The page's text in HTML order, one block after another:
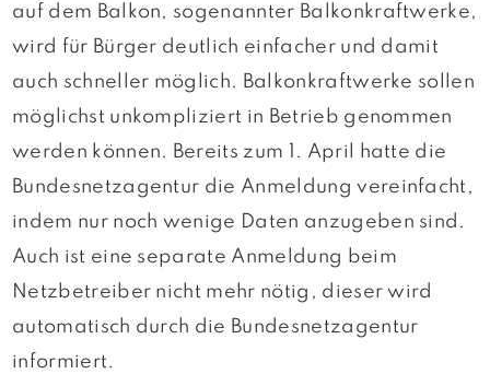
auf dem Balkon, sogenannter Balkonkraftwerke,
wird für Bürger deutlich einfacher und damit
auch schneller möglich. Balkonkraftwerke sollen
möglichst unkompliziert in Betrieb genommen
werden können. Bereits zum 1. April hatte die
Bundesnetzagentur die Anmeldung vereinfacht,
indem nur noch wenige Daten anzugeben sind.
Auch ist eine separate Anmeldung beim
Netzbetreiber nicht mehr nötig, dieser wird
automatisch durch die Bundesnetzagentur
informiert.